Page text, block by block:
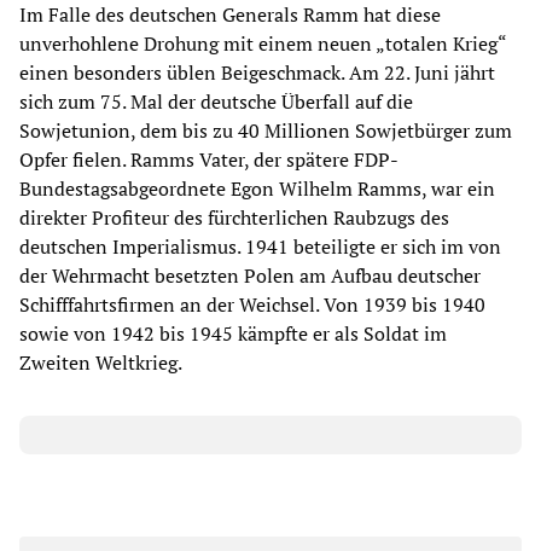
Im Falle des deutschen Generals Ramm hat diese
unverhohlene Drohung mit einem neuen „totalen Krieg“
einen besonders üblen Beigeschmack. Am 22. Juni jährt
sich zum 75. Mal der deutsche Überfall auf die
Sowjetunion, dem bis zu 40 Millionen Sowjetbürger zum
Opfer fielen. Ramms Vater, der spätere FDP-
Bundestagsabgeordnete Egon Wilhelm Ramms, war ein
direkter Profiteur des fürchterlichen Raubzugs des
deutschen Imperialismus. 1941 beteiligte er sich im von
der Wehrmacht besetzten Polen am Aufbau deutscher
Schifffahrtsfirmen an der Weichsel. Von 1939 bis 1940
sowie von 1942 bis 1945 kämpfte er als Soldat im
Zweiten Weltkrieg.